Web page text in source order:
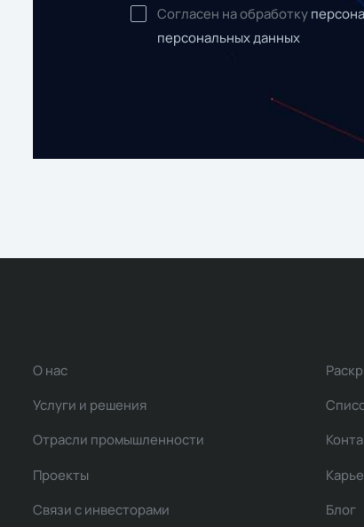
Согласен на обработку
персональных данных
О нас
Услуги и решения
Отрасли промышленности
Проекты
Связи с инвесторами
Блог